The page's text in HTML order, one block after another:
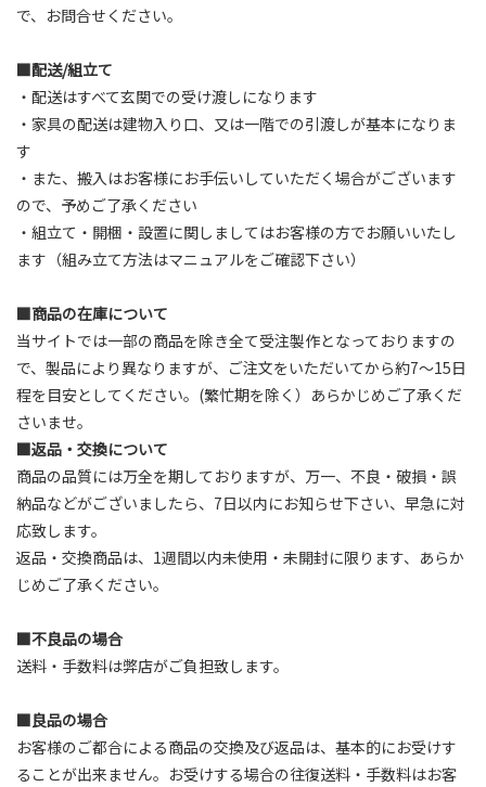
で、お問合せください。
■配送/組立て
・配送はすべて玄関での受け渡しになります
・家具の配送は建物入り口、又は一階での引渡しが基本になりま
す
・また、搬入はお客様にお手伝いしていただく場合がございます
ので、予めご了承ください
・組立て・開梱・設置に関しましてはお客様の方でお願いいたし
ます（組み立て方法はマニュアルをご確認下さい）
■商品の在庫について
当サイトでは一部の商品を除き全て受注製作となっておりますの
で、製品により異なりますが、ご注文をいただいてから約7～15日
程を目安としてください。(繁忙期を除く）あらかじめご了承くだ
さいませ。
■返品・交換について
商品の品質には万全を期しておりますが、万一、不良・破損・誤
納品などがございましたら、7日以内にお知らせ下さい、早急に対
応致します。
返品・交換商品は、1週間以内未使用・未開封に限ります、あらか
じめご了承ください。
■不良品の場合
送料・手数料は弊店がご負担致します。
■良品の場合
お客様のご都合による商品の交換及び返品は、基本的にお受けす
ることが出来ません。お受けする場合の往復送料・手数料はお客